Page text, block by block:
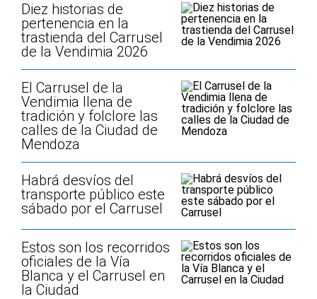
Diez historias de
pertenencia en la
trastienda del Carrusel
de la Vendimia 2026
El Carrusel de la
Vendimia llena de
tradición y folclore las
calles de la Ciudad de
Mendoza
Habrá desvíos del
transporte público este
sábado por el Carrusel
Estos son los recorridos
oficiales de la Vía
Blanca y el Carrusel en
la Ciudad